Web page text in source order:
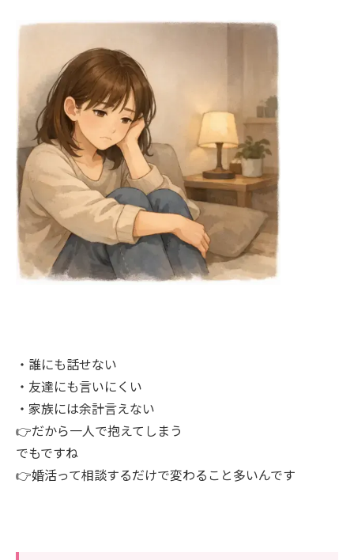
・誰にも話せない
・友達にも言いにくい
・家族には余計言えない
👉だから一人で抱えてしまう
でもですね
👉婚活って相談するだけで変わること多いんです